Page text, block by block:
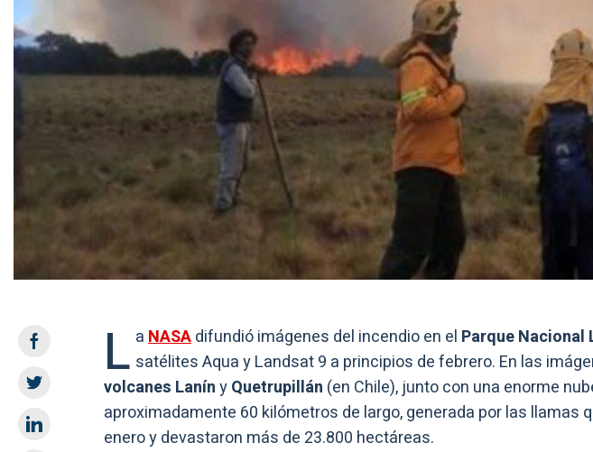
L aNASAdifundió imágenes del incendio en el Parque Nacional
satélites Aqua y Landsat 9 a principios de febrero. En las
volcanes LanínyQuetrupillán (en Chile), junto con una enorme
aproximadamente 60 kilómetros de largo, generada por las llamas
enero y devastaron más de 23.800 hectáreas.